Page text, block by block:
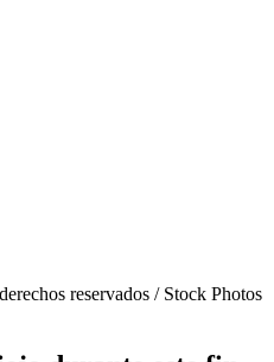
reservados / Stock Photos